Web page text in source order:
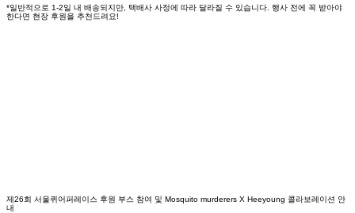
*일반적으로 1-2일 내 배송되지만, 택배사 사정에 따라 달라질 수 있습니다. 행사 전에 꼭 받아야
한다면 현장 후원을 추천드려요!
제26회 서울퀴어퍼레이스 후원 부스 참여 및 Mosquito murderers X Heeyoung 콜라보레이션 안
내